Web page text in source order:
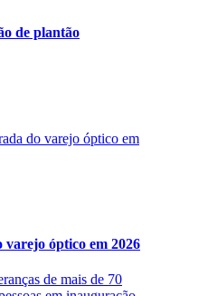
de plantão
varejo óptico em 2026